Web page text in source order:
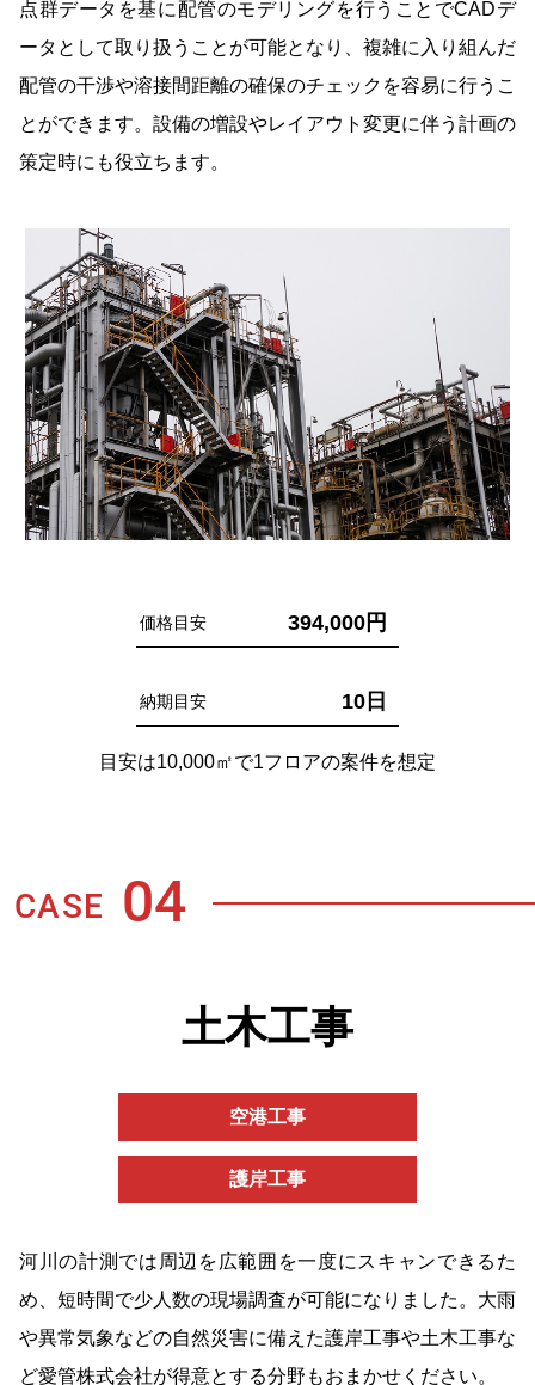
点群データを基に配管のモデリングを行うことでCADデ
ータとして取り扱うことが可能となり、複雑に入り組んだ
配管の干渉や溶接間距離の確保のチェックを容易に行うこ
とができます。設備の増設やレイアウト変更に伴う計画の
策定時にも役立ちます。
価格目安 394,000円
納期目安 10日
目安は10,000㎡で1フロアの案件を想定
CASE 04
土木工事
空港工事
護岸工事
河川の計測では周辺を広範囲を一度にスキャンできるた
め、短時間で少人数の現場調査が可能になりました。大雨
や異常気象などの自然災害に備えた護岸工事や土木工事な
ど愛管株式会社が得意とする分野もおまかせください。